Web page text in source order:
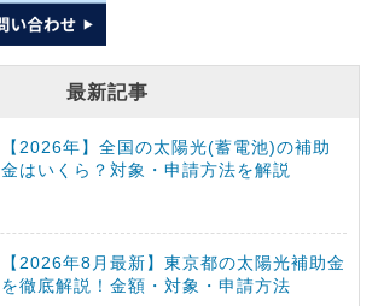
最新記事
【2026年】全国の太陽光(蓄電池)の補助
金はいくら？対象・申請方法を解説
【2026年8月最新】東京都の太陽光補助金
を徹底解説！金額・対象・申請方法